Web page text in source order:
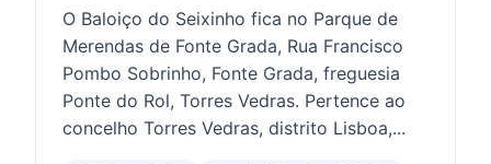
O Baloiço do Seixinho fica no Parque de
Merendas de Fonte Grada, Rua Francisco
Pombo Sobrinho, Fonte Grada, freguesia
Ponte do Rol, Torres Vedras. Pertence ao
concelho Torres Vedras, distrito Lisboa,...